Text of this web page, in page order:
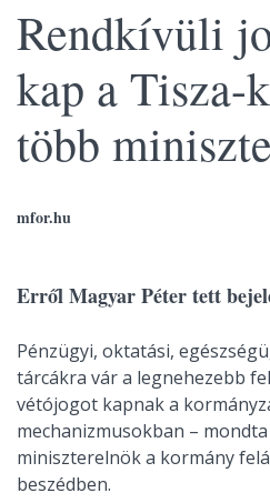
Rendkívüli
kap a Tisza-
több
mfor.hu
Erről Magyar Péter tett
Pénzügyi, oktatási,
tárcákra vár a legnehezebb
vétójogot kapnak a
mechanizmusokban –
miniszterelnök a kormány
beszédben.